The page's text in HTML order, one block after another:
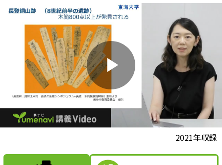
P
2021年収録